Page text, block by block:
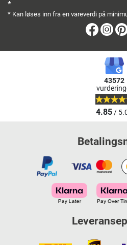
*
* Kan løses inn fra en vareverdi på
43572
4.85/